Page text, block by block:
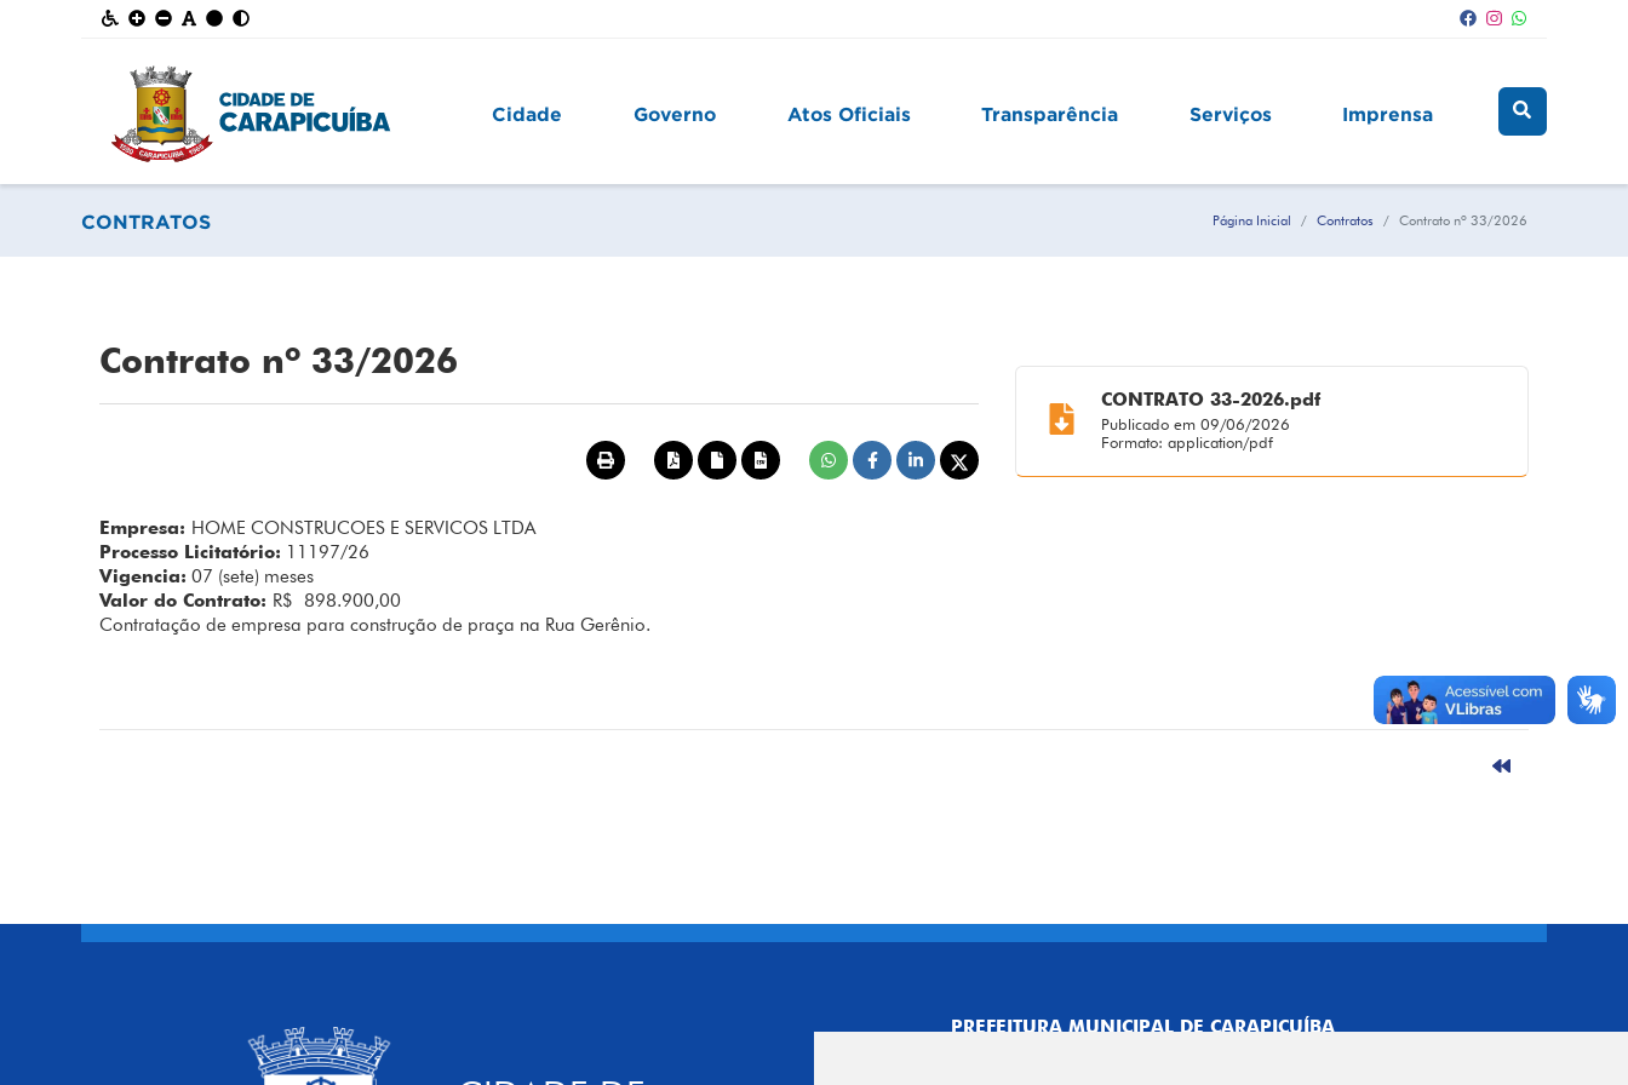
Cidade Governo Atos Oficiais Transparência Serviços Imprensa
CONTRATOS Página Inicial Contratos Contrato nº 33/2026
Contrato nº 33/2026
Empresa: HOME CONSTRUCOES E SERVICOS LTDA
Processo Licitatório: 11197/26
Vigencia: 07 (sete) meses
Valor do Contrato: R$ 898.900,00
Contratação de empresa para construção de praça na Rua Gerênio.
CONTRATO 33-2026.pdf
Publicado em 09/06/2026
Formato: application/pdf
PREFEITURA MUNICIPAL DE CARAPICUÍBA